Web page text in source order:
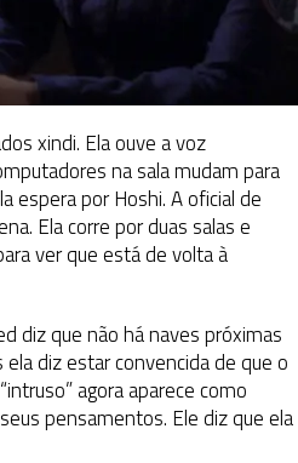
xindi. Ela ouve a voz
na sala mudam para
espera por Hoshi. A oficial de
Ela corre por duas salas e
ver que está de volta à
diz que não há naves próximas
diz estar convencida de que o
agora aparece como
pensamentos. Ele diz que ela